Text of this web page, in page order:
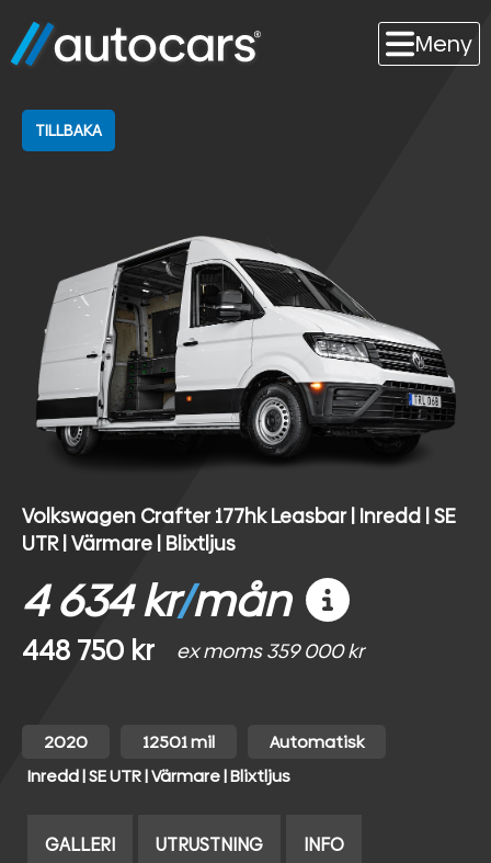
Meny
TILLBAKA
Volkswagen Crafter 177hk Leasbar | Inredd | SE
UTR | Värmare | Blixtljus
4 634 kr/mån
448 750 kr ex moms 359 000 kr
2020 12501 mil
Automatisk
Inredd | SE UTR | Värmare | Blixtljus
GALLERI UTRUSTNING INFO